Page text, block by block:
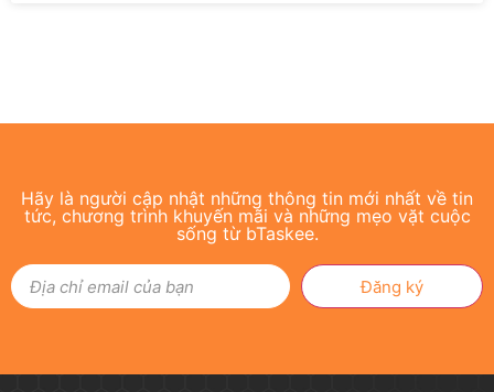
Hãy là người cập nhật những thông tin mới nhất về tin
tức, chương trình khuyến mãi và những mẹo vặt cuộc
sống từ bTaskee.
Đăng ký